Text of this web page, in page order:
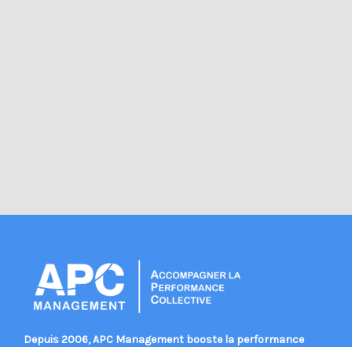
Depuis 2006, APC Management booste la performance